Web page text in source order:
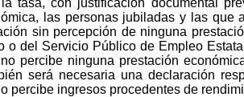
tasa, con justificación documental
las personas jubiladas y las
sin percepción de ninguna
o del Servicio Público de Empleo
percibe ninguna prestación
será necesaria una declaración
percibe ingresos procedentes de